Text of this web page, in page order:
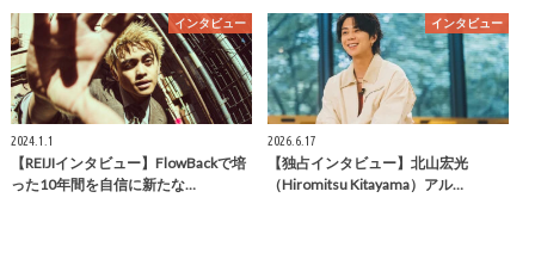
インタビュー
2024.1.1
【REIJIインタビュー】FlowBackで培
った10年間を自信に新たな…
インタビュー
2026.6.17
【独占インタビュー】北山宏光
（Hiromitsu Kitayama）アル…